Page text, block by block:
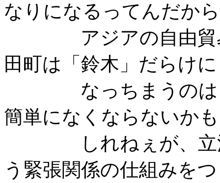
なりになるってんだか
アジアの自由貿易
田町は「鈴木」だらけに
なっちまうのは目
簡単になくならないかも
しれねぇが、立法
う緊張関係の仕組みをつ